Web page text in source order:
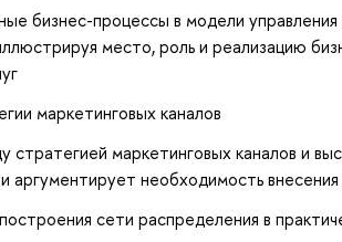
бизнес-процессы в модели
место, роль и реализацию
маркетинговых каналов
маркетинговых каналов и
аргументирует необходимость
сети распределения в